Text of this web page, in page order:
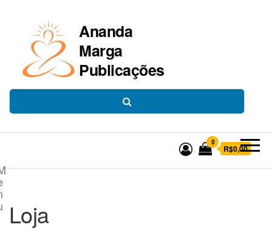
Ananda
Marga
Publicações
0
R$0,00
Loja